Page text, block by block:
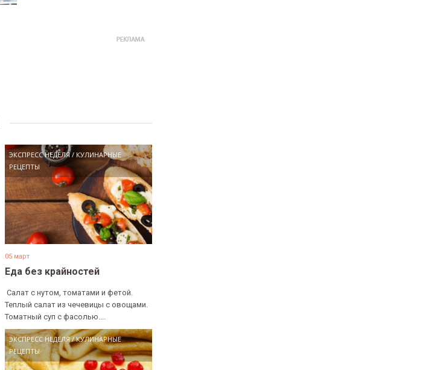
ЭКСПРЕСС НЕДЕЛЯ/ КУЛИНАРНЫЕ
РЕЦЕПТЫ
05 март
Еда без крайностей
​ Салат с нутом, томатами и фетой. ​
Теплый салат из чечевицы с овощами. ​
Томатный суп с фасолью....
ЭКСПРЕСС НЕДЕЛЯ/КУЛИНАРНЫЕ
РЕЦЕПТЫ